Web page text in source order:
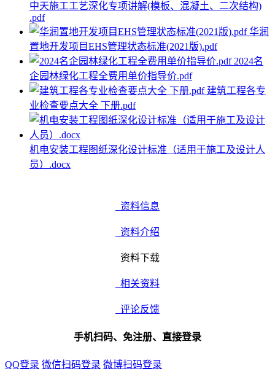
中天施工工艺深化专项讲解(模板、混凝土、二次结构)
.pdf
华润
置地开发项目EHS管理状态标准(2021版).pdf
2024名
企园林绿化工程全费用单价指导价.pdf
建筑工程各专
业检查要点大全 下册.pdf
机电安装工程图纸深化设计标准（适用于施工及设计人
员）.docx
资料信息
资料介绍
资料下载
相关资料
评论反馈
手机扫码、免注册、直接登录
QQ登录 微信扫码登录 微博扫码登录